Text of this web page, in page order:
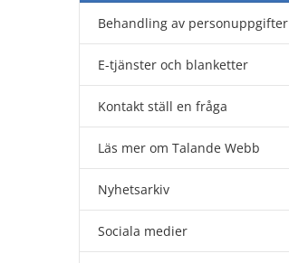
Behandling av personuppgifter
E-tjänster och blanketter
Kontakt ställ en fråga
Läs mer om Talande Webb
Nyhetsarkiv
Sociala medier